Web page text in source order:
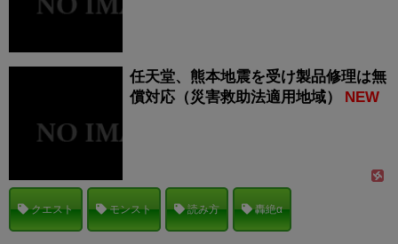
任天堂、熊本地震を受け製品修理は無
償対応（災害救助法適用地域）
NEW
クエスト モンスト 読み方 轟絶α